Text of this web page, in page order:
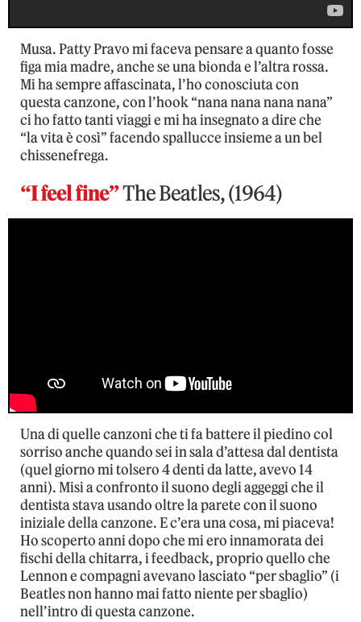
Musa. Patty Pravo mi faceva pensare a quanto fosse
figa mia madre, anche se una bionda e l’altra rossa.
Mi ha sempre affascinata, l’ho conosciuta con
questa canzone, con l’hook “nana nana nana nana”
ci ho fatto tanti viaggi e mi ha insegnato a dire che
“la vita è così” facendo spallucce insieme a un bel
chissenefrega.
“I feel fine”The Beatles, (1964)
Una di quelle canzoni che ti fa battere il piedino col
sorriso anche quando sei in sala d’attesa dal dentista
(quel giorno mi tolsero 4 denti da latte, avevo 14
anni). Misi a confronto il suono degli aggeggi che il
dentista stava usando oltre la parete con il suono
iniziale della canzone. E c’era una cosa, mi piaceva!
Ho scoperto anni dopo che mi ero innamorata dei
fischi della chitarra, i feedback, proprio quello che
Lennon e compagni avevano lasciato “per sbaglio” (i
Beatles non hanno mai fatto niente per sbaglio)
nell’intro di questa canzone.